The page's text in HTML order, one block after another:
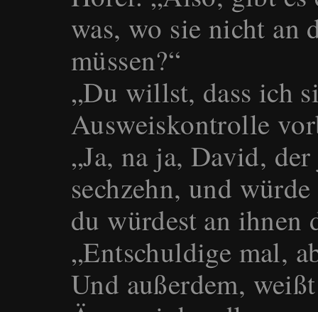
was, wo sie nicht an
müssen?“
„Du willst, dass ich
Ausweiskontrolle
„Ja, na ja, David,
sechzehn, und
du würdest an ihnen
„Entschuldige mal,
Und außerdem,